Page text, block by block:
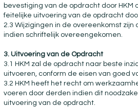
bevestiging van de opdracht door HKM
feitelijke uitvoering van de opdracht door
2.3 Wijzigingen in de overeenkomst zijn
indien schriftelijk overeengekomen.
3. Uitvoering van de Opdracht
3.1 HKM zal de opdracht naar beste
uitvoeren, conform de eisen van goed
3.2 HKM heeft het recht om
voeren door derden indien dit
uitvoering van de opdracht.